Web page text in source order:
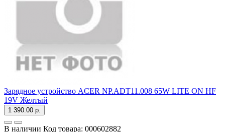
Зарядное устройство ACER NP.ADT11.008 65W LITE ON HF
19V Желтый
1 390.00 р.
В наличии Код товара: 000602882